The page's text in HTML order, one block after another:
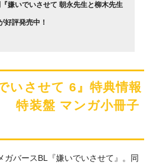
嫌いでいさせて 朝永先生と柳木先生
好評発売中！
いさせて 6』特典情報
特装盤 マンガ小冊子
ガバースBL『嫌いでいさせて』。同